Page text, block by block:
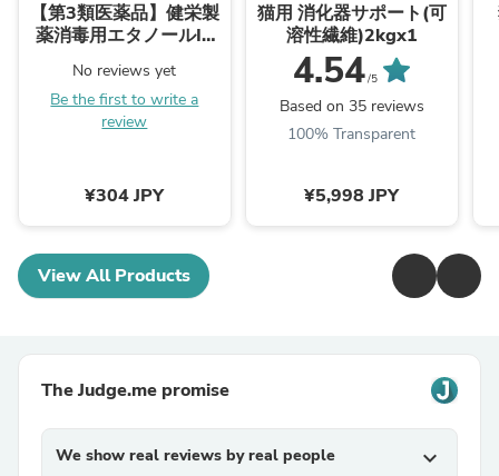
【第3類医薬品】健栄製
薬消毒用エタノールIP
No reviews yet
Be the first to write a
review
¥304 JPY
猫用 消化器サポート(可
溶性繊維)2kgx1
4.54/5
Based on 35 reviews
100% Transparent
¥5,998 JPY
View All Products
The Judge.me promise
We show real reviews by real people expand_more